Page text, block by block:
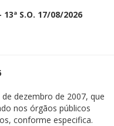
S.O. 17/08/2026
dezembro de 2007, que
nos órgãos públicos
conforme especifica.